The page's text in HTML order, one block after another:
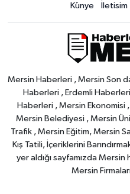
Künye İletisim
Mersin Haberleri , Mersin Son
Haberleri , Erdemli
Haberleri , Mersin Ekonomisi
Mersin Belediyesi , Mersin
Trafik , Mersin Eğitim, Mersin
Kış Tatili, İçeriklerini
yer aldığı sayfamızda
Mersin